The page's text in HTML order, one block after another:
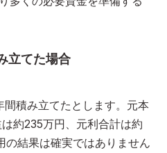
立てた場合
積み立てたとします。元本
約235万円、元利合計は約
の結果は確実ではありません